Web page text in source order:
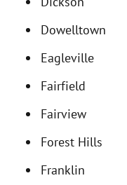
Dowelltown
Eagleville
Fairfield
Fairview
Forest Hills
Franklin